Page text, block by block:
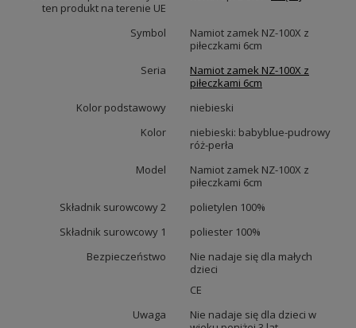
ten produkt na terenie UE
Symbol
Namiot zamek NZ-100X z
piłeczkami 6cm
Seria
Namiot zamek NZ-100X z
piłeczkami 6cm
Kolor podstawowy
niebieski
Kolor
niebieski: babyblue-pudrowy
róż-perła
Model
Namiot zamek NZ-100X z
piłeczkami 6cm
Składnik surowcowy 2
polietylen 100%
Składnik surowcowy 1
poliester 100%
Bezpieczeństwo
Nie nadaje się dla małych
dzieci
CE
Uwaga
Nie nadaje się dla dzieci w